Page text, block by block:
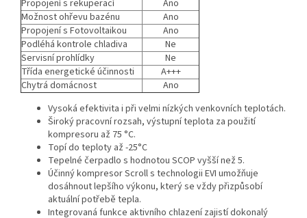
Propojení s rekuperací
Ano
Možnost ohřevu bazénu
Ano
Propojení s Fotovoltaikou
Ano
Podléhá kontrole chladiva
Ne
Servisní prohlídky
Ne
Třída energetické účinnosti
A+++
Chytrá domácnost
Ano
Vysoká efektivita i při velmi nízkých venkovních teplotách.
Široký pracovní rozsah, výstupní teplota za použití
kompresoru až 75 °C.
Topí do teploty až -25°C
Tepelné čerpadlo s hodnotou SCOP vyšší než 5.
Účinný kompresor Scroll s technologii EVI umožňuje
dosáhnout lepšího výkonu, který se vždy přizpůsobí
aktuální potřebě tepla.
Integrovaná funkce aktivního chlazení zajistí dokonalý